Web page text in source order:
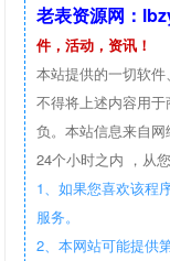
老表资源网：
件，活动，资讯！
本站提供的一切软
不得将上述内容用
负。本站信息来自
24个小时之内 ，从
1、如果您喜欢该程
服务。
2、本网站可能提供